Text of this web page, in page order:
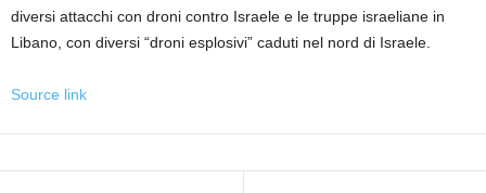
diversi attacchi con droni contro Israele e le truppe israeliane in
Libano, con diversi “droni esplosivi” caduti nel nord di Israele.
Source link